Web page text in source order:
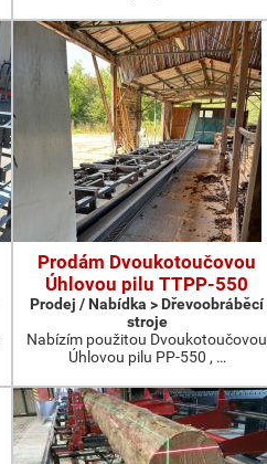
Prodám Dvoukotoučovou
Úhlovou pilu TTPP-550
Prodej / Nabídka > Dřevoobráběcí
stroje
Nabízím použitou Dvoukotoučovou
Úhlovou pilu PP-550 , …